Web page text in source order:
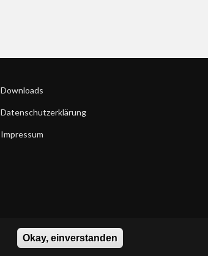
Downloads
Datenschutzerklärung
Impressum
Okay, einverstanden